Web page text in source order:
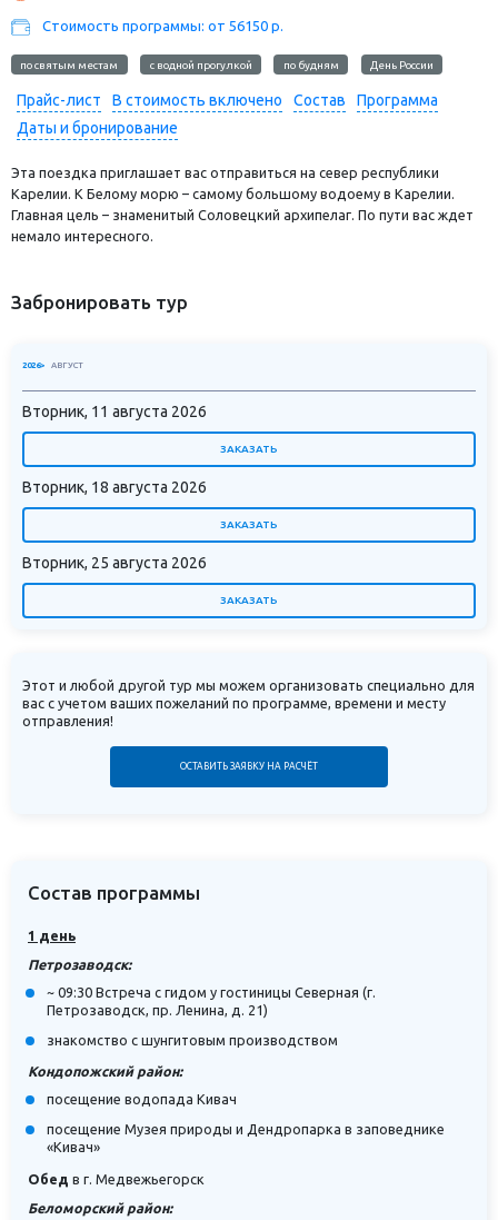
Стоимость программы: от 56150 р.
по святым местам с водной прогулкой по будням День России
Прайс-лист В стоимость включено Состав
Программа
Даты и бронирование
Эта поездка приглашает вас отправиться на север республики
Карелии. К Белому морю – самому большому водоему в Карелии.
Главная цель – знаменитый Соловецкий архипелаг. По пути вас ждет
немало интересного.
Забронировать тур
2026> АВГУСТ
Вторник, 11 августа 2026
ЗАКАЗАТЬ
Вторник, 18 августа 2026
ЗАКАЗАТЬ
Вторник, 25 августа 2026
ЗАКАЗАТЬ
Этот и любой другой тур мы можем организовать специально для
вас с учетом ваших пожеланий по программе, времени и месту
отправления!
ОСТАВИТЬ ЗАЯВКУ НА РАСЧЁТ
Состав программы
1 день
Петрозаводск:
~ 09:30 Встреча с гидом у гостиницы Северная (г.
Петрозаводск, пр. Ленина, д. 21)
знакомство с шунгитовым производством
Кондопожский район:
посещение водопада Кивач
посещение Музея природы и Дендропарка в заповеднике
«Кивач»
Обед в г. Медвежьегорск
Беломорский район: